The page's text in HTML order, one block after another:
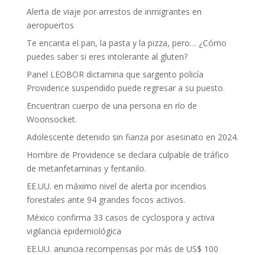
Alerta de viaje por arrestos de inmigrantes en
aeropuertos
Te encanta el pan, la pasta y la pizza, pero… ¿Cómo
puedes saber si eres intolerante al gluten?
Panel LEOBOR dictamina que sargento policía
Providence suspendido puede regresar a su puesto.
Encuentran cuerpo de una persona en río de
Woonsocket.
Adolescente detenido sin fianza por asesinato en 2024.
Hombre de Providence se declara culpable de tráfico
de metanfetaminas y fentanilo.
EE.UU. en máximo nivel de alerta por incendios
forestales ante 94 grandes focos activos.
México confirma 33 casos de cyclospora y activa
vigilancia epidemiológica
EE.UU. anuncia recompensas por más de US$ 100